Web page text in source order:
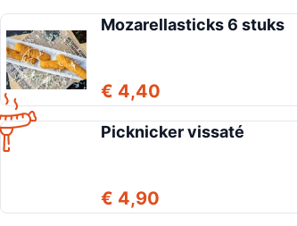
Mozarellasticks 6 stuks
€ 4,40
Picknicker vissaté
€ 4,90